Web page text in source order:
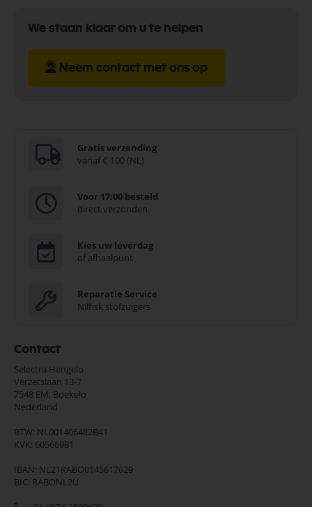
We staan klaar om u te helpen
Neem contact met ons op
Gratis verzending
vanaf € 100 (NL)
Voor 17:00 besteld
direct verzonden
Kies uw leverdag
of afhaalpunt
Reparatie Service
Nilfisk stofzuigers
Contact
Selectra Hengelo
Verzetslaan 13-7
7548 EM, Boekelo
Nederland
BTW: NL001406482B41
KVK: 60566981
IBAN: NL21RABO0145617629
BIC: RABONL2U